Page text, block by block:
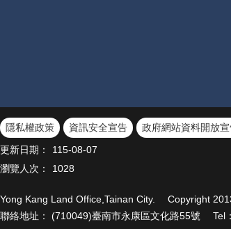
隱私權政策 資訊安全宣告
政府網站資料開放
更新日期：
115-08-07
瀏覽人次：
1028
Yong Kang Land Office,Tainan City. Copyright
聯絡地址： (710049)臺南市永康區文化路55號